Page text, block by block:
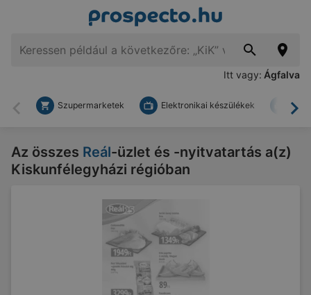
Itt vagy: Ágfalva
Vissza
Szupermarketek Elektronikai készülékek
Az összes Reál-üzlet és -nyitvatartás a(z)
Kiskunfélegyházi régióban